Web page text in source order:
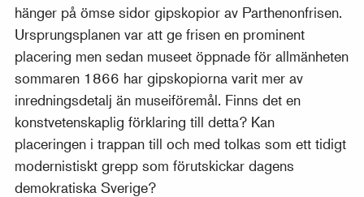
hänger på ömse sidor gipskopior av Parthenonfrisen.
Ursprungsplanen var att ge frisen en prominent
placering men sedan museet öppnade för allmänheten
sommaren 1866 har gipskopiorna varit mer av
inredningsdetalj än museiföremål. Finns det en
konstvetenskaplig förklaring till detta? Kan
placeringen i trappan till och med tolkas som ett tidigt
modernistiskt grepp som förutskickar dagens
demokratiska Sverige?